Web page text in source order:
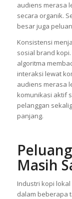
audiens merasa
secara organik.
besar juga
Konsistensi
sosial brand
algoritma
interaksi lewat
audiens merasa
komunikasi aktif
pelanggan
panjang.
Masih
Industri kopi
dalam beberapa